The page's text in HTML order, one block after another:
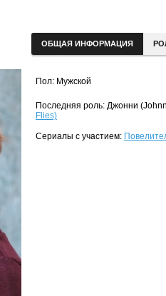
ОБЩАЯ ИНФОРМАЦИЯ
Пол: Мужской
Последняя роль: Джонни
Flies)
Сериалы с участием: